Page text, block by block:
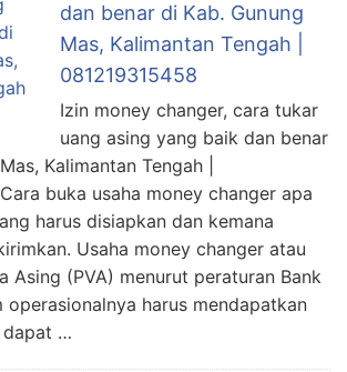
dan benar di Kab. Gunung
Mas, Kalimantan Tengah |
081219315458
Izin money changer, cara tukar
uang asing yang baik dan benar
Kalimantan Tengah |
buka usaha money changer apa
harus disiapkan dan kemana
Usaha money changer atau
Asing (PVA) menurut peraturan Bank
operasionalnya harus mendapatkan
dapat …